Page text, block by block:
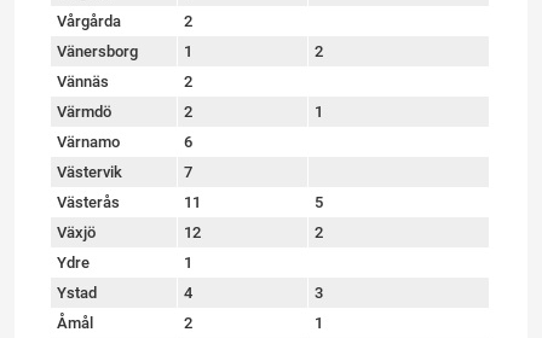
Vårgårda
2
Vänersborg
1
2
Vännäs
2
Värmdö
2
1
Värnamo
6
Västervik
7
Västerås
11
5
Växjö
12
2
Ydre
1
Ystad
4
3
Åmål
2
1